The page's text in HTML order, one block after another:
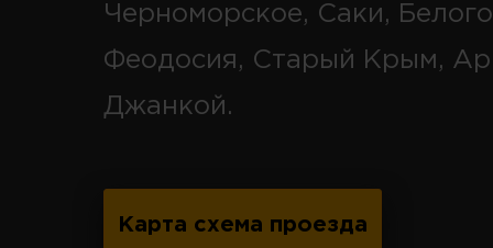
Черноморское, Саки,
Феодосия, Старый Крым,
Джанкой.
Карта схема проезда